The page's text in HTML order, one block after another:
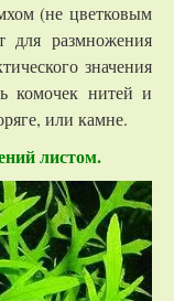
(не цветковым
для размножения
значения
комочек нитей и
или камне.
листом.